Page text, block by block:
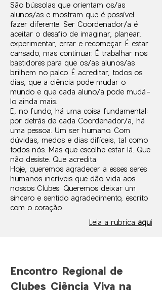
São bússolas que orientam os/as
alunos/as e mostram que é possível
fazer diferente. Ser Coordenador/a é
aceitar o desafio de imaginar, planear,
experimentar, errar e recomeçar. É estar
cansado, mas continuar. É trabalhar nos
bastidores para que os/as alunos/as
brilhem no palco. É acreditar, todos os
dias, que a ciência pode mudar o
mundo e que cada aluno/a pode mudá-
lo ainda mais.
E, no fundo, há uma coisa fundamental:
por detrás de cada Coordenador/a, há
uma pessoa. Um ser humano. Com
dúvidas, medos e dias difíceis, tal como
todos nós. Mas que escolhe estar lá. Que
não desiste. Que acredita.
Hoje, queremos agradecer a esses seres
humanos incríveis que dão vida aos
nossos Clubes. Queremos deixar um
sincero e sentido agradecimento, escrito
com o coração.
Leia a rubrica aqui
Encontro Regional de
Clubes Ciência Viva na